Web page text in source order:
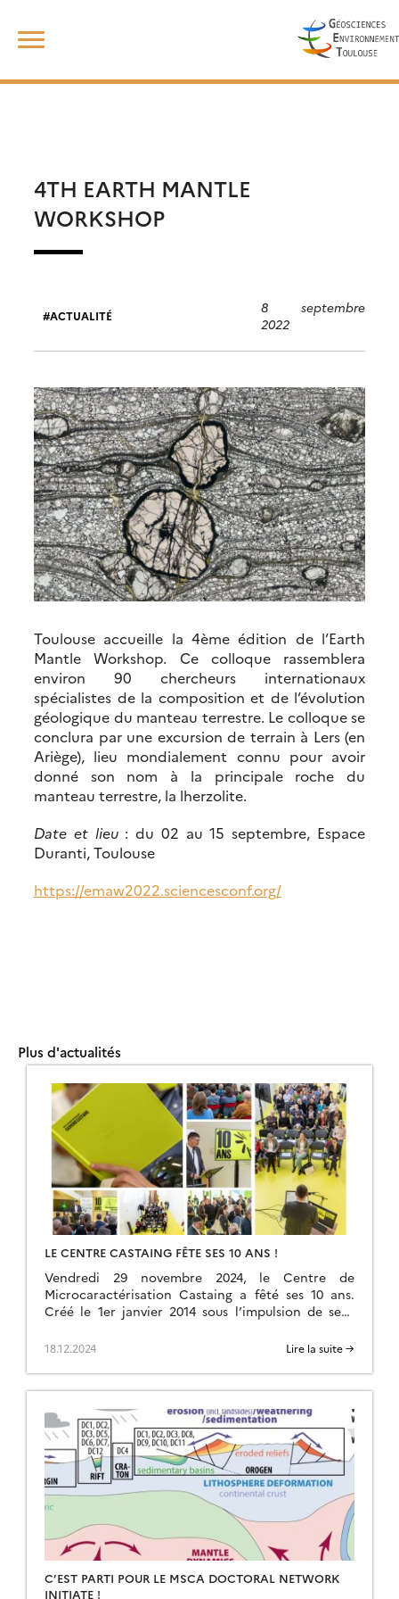
content
4TH EARTH MANTLE
WORKSHOP
ACTUALITÉ
8 septembre
2022
Toulouse accueille la 4ème édition de l’Earth
Mantle Workshop. Ce colloque rassemblera
environ 90 chercheurs internationaux
spécialistes de la composition et de l’évolution
géologique du manteau terrestre. Le colloque se
conclura par une excursion de terrain à Lers (en
Ariège), lieu mondialement connu pour avoir
donné son nom à la principale roche du
manteau terrestre, la lherzolite.
Date et lieu : du 02 au 15 septembre, Espace
Duranti, Toulouse
https://emaw2022.sciencesconf.org/
Plus d'actualités
LE CENTRE CASTAING FÊTE SES 10 ANS !
Vendredi 29 novembre 2024, le Centre de
Microcaractérisation Castaing a fêté ses 10 ans.
Créé le 1er janvier 2014 sous l’impulsion de sept
LAAS, LAPLACE, […]
18.12.2024 Lire la suite →
C’EST PARTI POUR LE MSCA DOCTORAL NETWORK
INITIATE !